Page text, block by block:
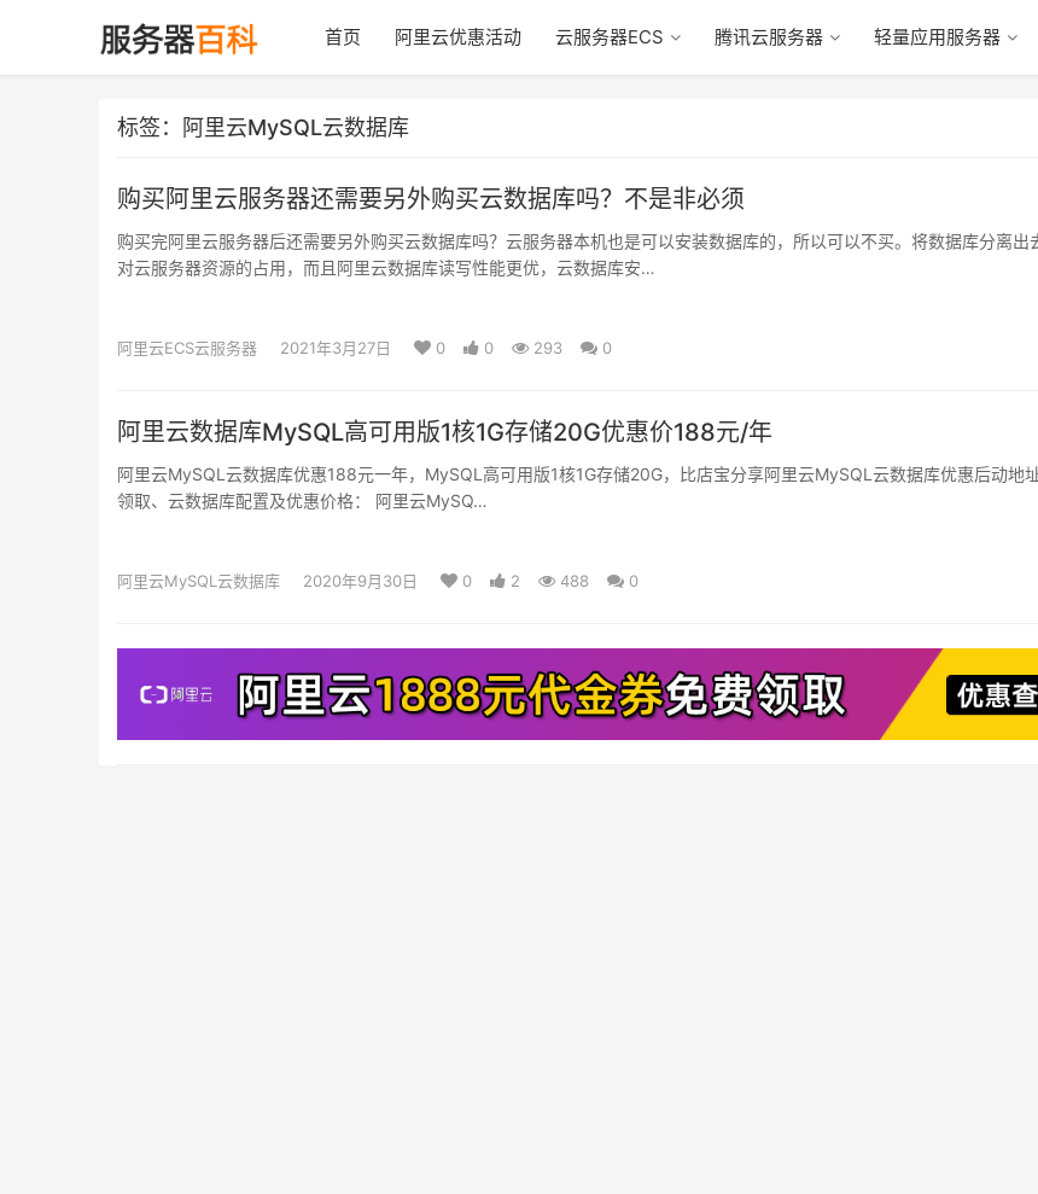
首页 阿里云优惠活动 云服务器ECS 腾讯云服务器 轻量应用服务器
标签：阿里云MySQL云数据库
购买阿里云服务器还需要另外购买云数据库吗？不是非必须
购买完阿里云服务器后还需要另外购买云数据库吗？云服务器本机也是可以安装数据库的，所以可以不买。将数据库分离出
对云服务器资源的占用，而且阿里云数据库读写性能更优，云数据库安…
阿里云ECS云服务器 2021年3月27日 0 0 293 0
阿里云数据库MySQL高可用版1核1G存储20G优惠价188元/年
阿里云MySQL云数据库优惠188元一年，MySQL高可用版1核1G存储20G，比店宝分享阿里云MySQL云数据库优惠后动地
领取、云数据库配置及优惠价格： 阿里云MySQ…
阿里云MySQL云数据库 2020年9月30日 0 2 488 0